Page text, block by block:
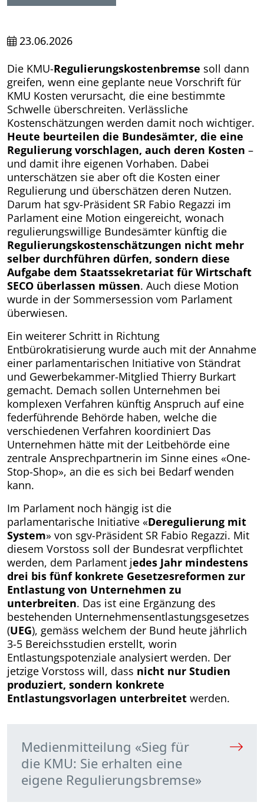
23.06.2026
Die KMU-Regulierungskostenbremse soll dann
greifen, wenn eine geplante neue Vorschrift für
KMU Kosten verursacht, die eine bestimmte
Schwelle überschreiten. Verlässliche
Kostenschätzungen werden damit noch wichtiger.
Heute beurteilen die Bundesämter, die eine
Regulierung vorschlagen, auch deren Kosten –
und damit ihre eigenen Vorhaben. Dabei
unterschätzen sie aber oft die Kosten einer
Regulierung und überschätzen deren Nutzen.
Darum hat sgv-Präsident SR Fabio Regazzi im
Parlament eine Motion eingereicht, wonach
regulierungswillige Bundesämter künftig die
Regulierungs­kosten­schätzungen nicht mehr
selber durchführen dürfen, sondern diese
Aufgabe dem Staatssekretariat für Wirtschaft
SECO überlassen müssen. Auch diese Motion
wurde in der Sommersession vom Parlament
überwiesen.
Ein weiterer Schritt in Richtung
Entbürokratisierung wurde auch mit der Annahme
einer parlamentarischen Initiative von Ständrat
und Gewerbekammer-Mitglied Thierry Burkart
gemacht. Demach sollen Unternehmen bei
komplexen Verfahren künftig Anspruch auf eine
federführende Behörde haben, welche die
verschiedenen Verfahren koordiniert Das
Unternehmen hätte mit der Leitbehörde eine
zentrale Ansprechpartnerin im Sinne eines «One-
Stop-Shop», an die es sich bei Bedarf wenden
kann.
Im Parlament noch hängig ist die
parlamentarische Initiative «Deregulierung mit
System» von sgv-Präsident SR Fabio Regazzi. Mit
diesem Vorstoss soll der Bundesrat verpflichtet
werden, dem Parlament jedes Jahr mindestens
drei bis fünf konkrete Gesetzesreformen zur
Entlastung von Unter­nehmen zu
unterbreiten. Das ist eine Ergänzung des
bestehenden Unternehmensentlastungsgesetzes
(UEG), gemäss welchem der Bund heute jährlich
3-5 Bereichsstudien erstellt, worin
Entlastungspotenziale analysiert werden. Der
jetzige Vorstoss will, dass nicht nur Studien
produziert, sondern konkrete
Entlastungsvorlagen unterbreitet werden.
Medienmitteilung «Sieg für
die KMU: Sie erhalten eine
eigene Regulierungsbremse»